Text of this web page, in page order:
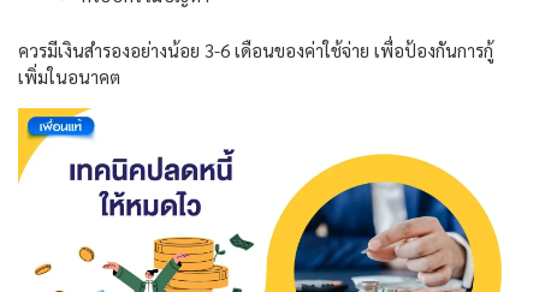
ควรมีเงินสำรองอย่างน้อย 3-6 เดือนของค่าใช้จ่าย เพื่อป้องกันการกู้
เพิ่มในอนาคต